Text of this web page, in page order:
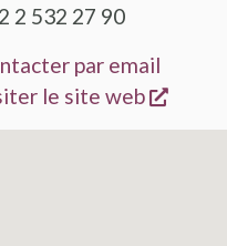
2 532 27 90
par email
le site web